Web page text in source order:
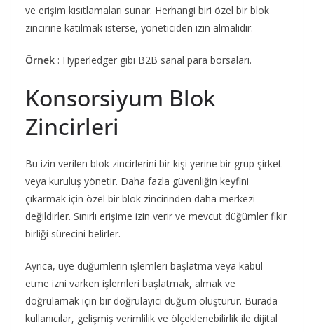
ve erişim kısıtlamaları sunar. Herhangi biri özel bir blok
zincirine katılmak isterse, yöneticiden izin almalıdır.
Örnek : Hyperledger gibi B2B sanal para borsaları.
Konsorsiyum Blok
Zincirleri
Bu izin verilen blok zincirlerini bir kişi yerine bir grup şirket
veya kuruluş yönetir. Daha fazla güvenliğin keyfini
çıkarmak için özel bir blok zincirinden daha merkezi
değildirler. Sınırlı erişime izin verir ve mevcut düğümler fikir
birliği sürecini belirler.
Ayrıca, üye düğümlerin işlemleri başlatma veya kabul
etme izni varken işlemleri başlatmak, almak ve
doğrulamak için bir doğrulayıcı düğüm oluşturur. Burada
kullanıcılar, gelişmiş verimlilik ve ölçeklenebilirlik ile dijital